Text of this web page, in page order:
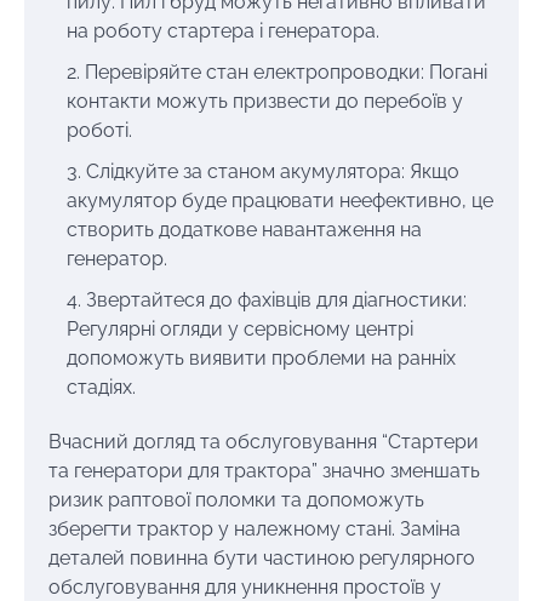
на роботу стартера і генератора.
Перевіряйте стан електропроводки: Погані
контакти можуть призвести до перебоїв у
роботі.
Слідкуйте за станом акумулятора: Якщо
акумулятор буде працювати неефективно, це
створить додаткове навантаження на
генератор.
Звертайтеся до фахівців для діагностики:
Регулярні огляди у сервісному центрі
допоможуть виявити проблеми на ранніх
стадіях.
Вчасний догляд та обслуговування “Стартери
та генератори для трактора” значно зменшать
ризик раптової поломки та допоможуть
зберегти трактор у належному стані. Заміна
деталей повинна бути частиною регулярного
обслуговування для уникнення простоїв у